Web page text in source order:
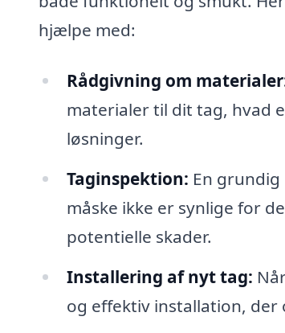
hjælpe med:
Rådgivning om
materialer til dit tag, hvad
løsninger.
Taginspektion: En
måske ikke er synlige for
potentielle skader.
Installering af nyt tag:
og effektiv installation, der